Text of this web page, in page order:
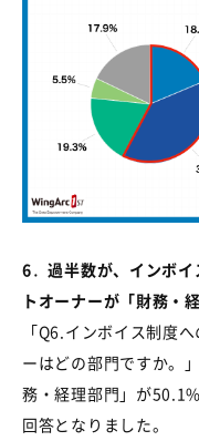
6．過半数が、インボ
トオーナーが「財務・
「Q6. インボイス制度
ーはどの部門ですか。
務・経理部門」が50.1%
回答となりました。